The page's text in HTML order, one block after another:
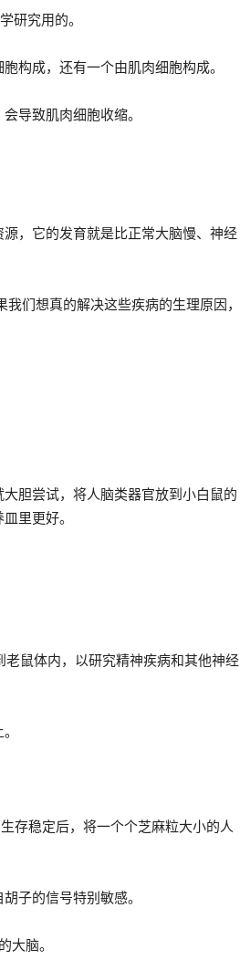
研究用的。
构成，还有一个由肌肉细胞构成。
导致肌肉细胞收缩。
，它的发育就是比正常大脑慢、神经
们想真的解决这些疾病的生理原因，
胆尝试，将人脑类器官放到小白鼠的
里更好。
鼠体内，以研究精神疾病和其他神经
存稳定后，将一个个芝麻粒大小的人
子的信号特别敏感。
大脑。